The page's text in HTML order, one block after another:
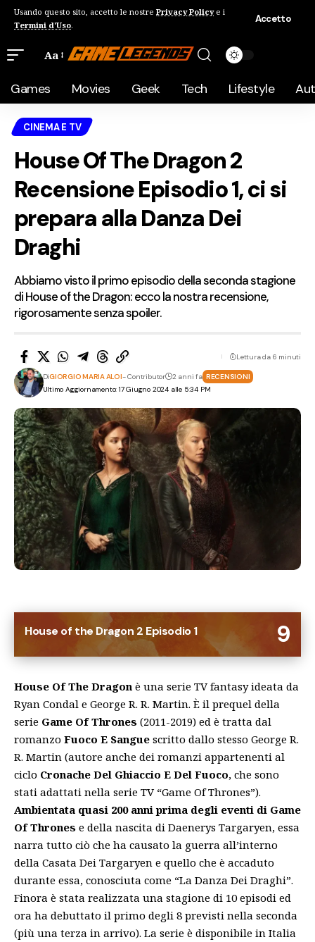
Usando questo sito, accetto le nostre Privacy Policye i
Termini d'Uso.
Accetto
Aa
Games Movies Geek Tech Lifestyle
CINEMA E TV
House Of The Dragon 2
Recensione Episodio 1, ci si
prepara alla Danza Dei
Draghi
Abbiamo visto il primo episodio della seconda stagione
di House of the Dragon: ecco la nostra recensione,
rigorosamente senza spoiler.
Ultimo Aggiornamento: 17 Giugno 2024 alle 5:34 PM
DiGIORGIO MARIA ALOI- Contributor 2 anni fa RECENSIONI
Lettura da 6 minuti
9
House of the Dragon 2 Episodio 1
House Of The Dragon è una serie TV fantasy ideata da
Ryan Condal e George R. R. Martin. È il prequel della
serie Game Of Thrones (2011-2019) ed è tratta dal
romanzo Fuoco E Sangue scritto dallo stesso George R.
R. Martin (autore anche dei romanzi appartenenti al
ciclo Cronache Del Ghiaccio E Del Fuoco, che sono
stati adattati nella serie TV “Game Of Thrones”).
Ambientata quasi 200 anni prima degli eventi di Game
Of Thrones e della nascita di Daenerys Targaryen, essa
narra tutto ciò che ha causato la guerra all’interno
della Casata Dei Targaryen e quello che è accaduto
durante essa, conosciuta come “La Danza Dei Draghi”.
Finora è stata realizzata una stagione di 10 episodi ed
ora ha debuttato il primo degli 8 previsti nella seconda
(più una terza in arrivo). La serie è disponibile in Italia